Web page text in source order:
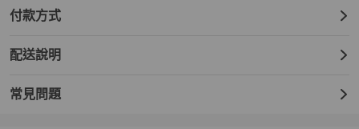
二手商品皆有使用痕跡，高標準請靠櫃選購
下標前請善用聊聊確認任何細節
付款方式
配送說明
常見問題